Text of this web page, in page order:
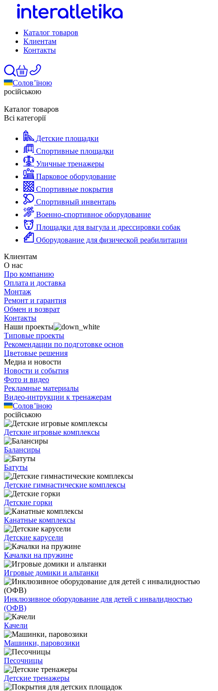
Каталог товаров
Клиентам
Контакты
Солов’їною
російською
Каталог товаров
Всі категорії
Детские площадки
Спортивные площадки
Уличные тренажеры
Парковое оборудование
Спортивные покрытия
Спортивный инвентарь
Военно-спортивное оборудование
Площадки для выгула и дрессировки собак
Оборудование для физической реабилитации
Клиентам
О нас
Про компанию
Оплата и доставка
Монтаж
Ремонт и гарантия
Обмен и возврат
Контакты
Наши проекты
Типовые проекты
Рекомендации по подготовке основ
Цветовые решения
Медиа и новости
Новости и события
Фото и видео
Рекламные материалы
Видео-интрукции к тренажерам
Солов’їною
російською
Детские игровые комплексы
Балансиры
Батуты
Детские гимнастические комплексы
Детские горки
Канатные комплексы
Детские карусели
Качалки на пружине
Игровые домики и альтанки
Инклюзивное оборудование для детей с инвалидностью
(ОФВ)
Качели
Машинки, паровозики
Песочницы
Детские тренажеры